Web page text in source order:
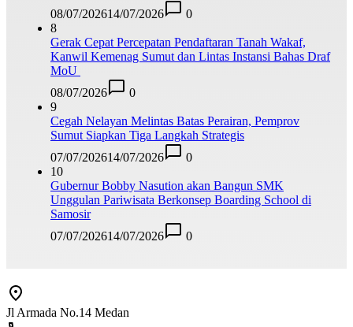
08/07/202614/07/2026
0
8
Gerak Cepat Percepatan Pendaftaran Tanah Wakaf,
Kanwil Kemenag Sumut dan Lintas Instansi Bahas Draf
MoU
08/07/2026
0
9
Cegah Nelayan Melintas Batas Perairan, Pemprov
Sumut Siapkan Tiga Langkah Strategis
07/07/202614/07/2026
0
10
Gubernur Bobby Nasution akan Bangun SMK
Unggulan Pariwisata Berkonsep Boarding School di
Samosir
07/07/202614/07/2026 0
Jl Armada No.14 Medan